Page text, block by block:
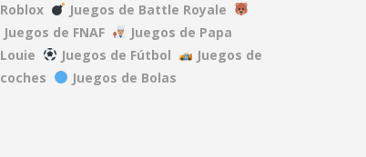
REPO
40.1K
Roblox
Juegos de Battle Royale
Juegos de FNAF
Juegos de Papa
Louie
Juegos de Fútbol
Juegos de
coches
Juegos de Bolas